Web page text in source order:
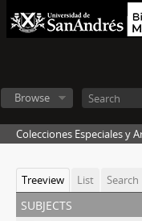
Browse
Colecciones Especiales y
Treeview List Search
subjects